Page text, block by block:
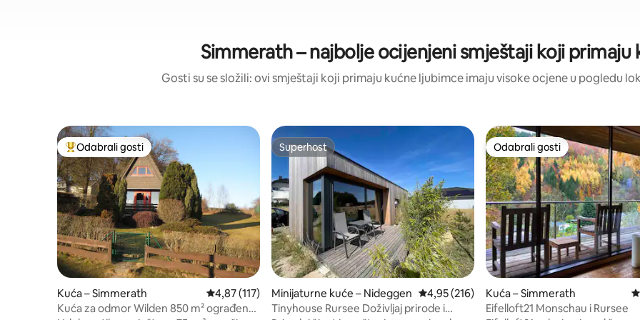
Simmerath – najbolje ocijenjeni smještaji koji primaju
Gosti su se složili: ovi smještaji koji primaju kućne ljubimce imaju visoke ocjene u pogledu
Među najviše rangiranima s oznakom „Odabrali gosti”
Odabrali gosti
Kuća – Simmerath Prosječna ocjena: 4,87/5, recenzija: 117
4,87 (117)
Kuća za odmor Wilden 850 m² ograđena
Superhost
Superhost
Minijaturne kuće – Nideggen Prosječna ocjena: 4,95/5, recenzija: 216
4,95 (216)
Tinyhouse Rursee Doživljaj prirode i
Odabrali gosti
Odabrali gosti
Kuća – Simmerath
Eifelloft21 Monschau i Rursee